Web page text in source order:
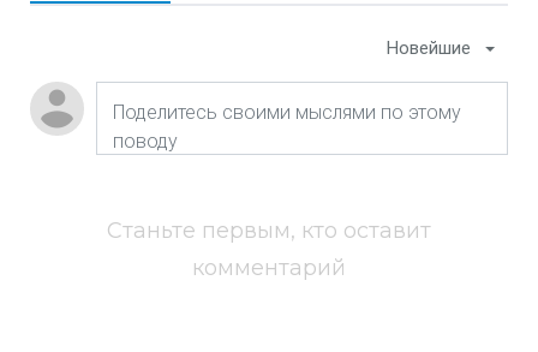
Новейшие
Станьте первым, кто оставит
комментарий